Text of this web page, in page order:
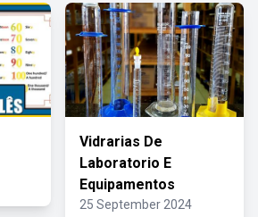
Vidrarias De
Laboratorio E
Equipamentos
25 September 2024